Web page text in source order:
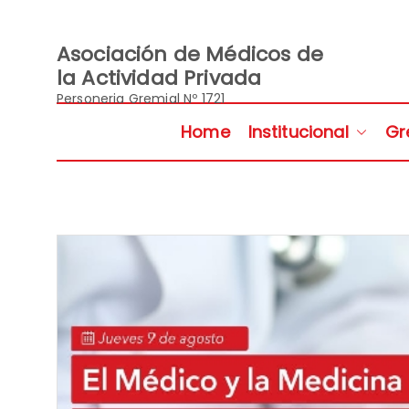
contenidoAsociación de Médicos de
la Actividad Privada
Personeria Gremial Nº 1721
Home Institucional